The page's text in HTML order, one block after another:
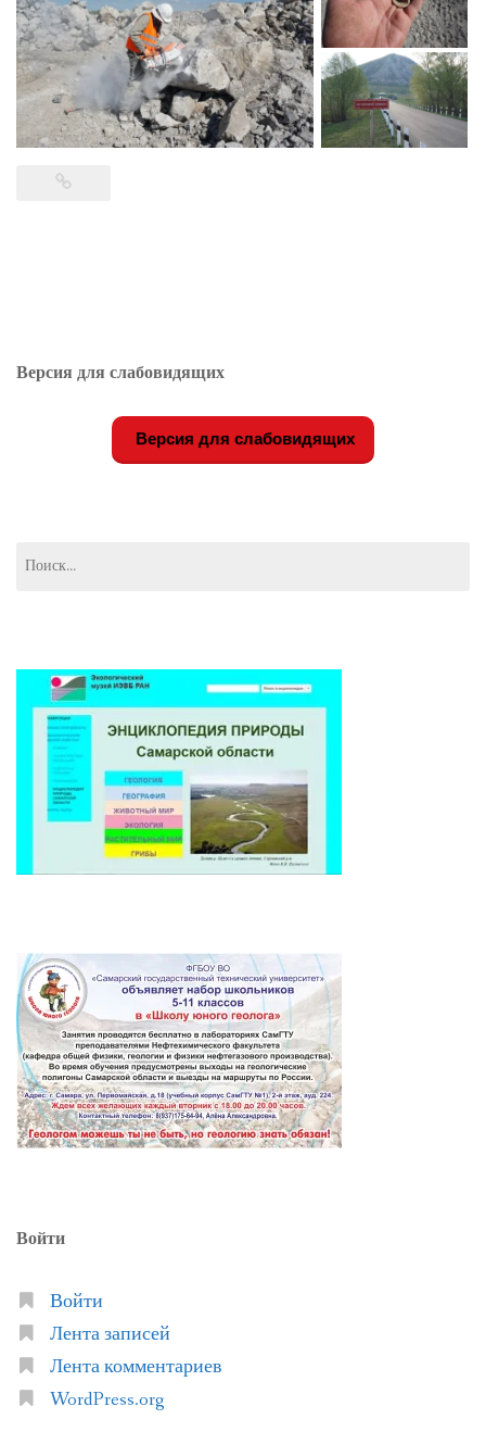
Версия для слабовидящих
Версия для слабовидящих
Войти
Войти
Лента записей
Лента комментариев
WordPress.org